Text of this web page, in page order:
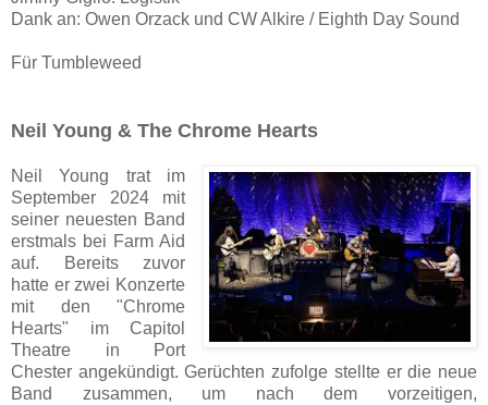
Dank an: Owen Orzack und CW Alkire / Eighth Day Sound
Für Tumbleweed
Neil Young & The Chrome Hearts
Neil Young trat im
September 2024 mit
seiner neuesten Band
erstmals bei Farm Aid
auf. Bereits zuvor
hatte er zwei Konzerte
mit den "Chrome
Hearts" im Capitol
Theatre in Port
Chester angekündigt. Gerüchten zufolge stellte er die neue
Band zusammen, um nach dem vorzeitigen,